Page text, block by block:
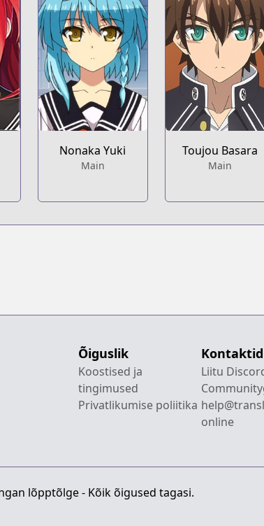
Nonaka Yuki
Main
Toujou Basara
Main
Õiguslik
Koostised ja
tingimused
Privatlikumise poliitika
Kontaktid
Liitu
online
lõpptõlge - Kõik õigused tagasi.